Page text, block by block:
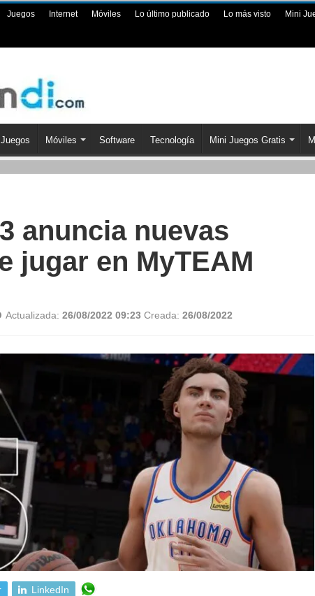
Juegos Internet Móviles Lo último publicado Lo más visto Mini
Juegos Móviles Software Tecnología Mini Juegos Gratis
anuncia nuevas
jugar en MyTEAM
Actualizada: 26/08/2022 09:23 Creada: 26/08/2022
LinkedIn